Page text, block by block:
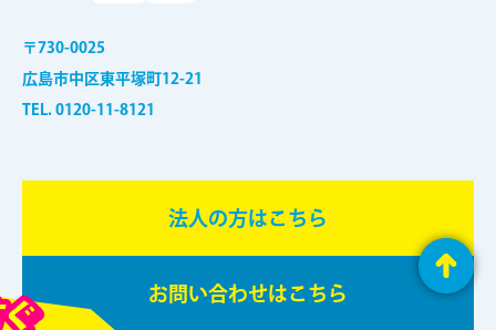
〒730-0025
広島市中区東平塚町12-21
TEL. 0120-11-8121
法⼈の⽅はこちら
お問い合わせはこちら